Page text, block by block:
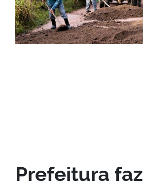
Prefeitura faz